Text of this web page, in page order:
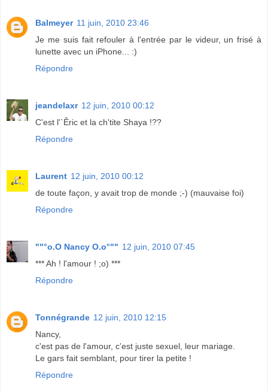
Balmeyer 11 juin, 2010 23:46
Je me suis fait refouler à l'entrée par le videur, un frisé à
lunette avec un iPhone... :)
Répondre
jeandelaxr 12 juin, 2010 00:12
C'est l'`Êric et la ch'tite Shaya !??
Répondre
Laurent 12 juin, 2010 00:12
de toute façon, y avait trop de monde ;-) (mauvaise foi)
Répondre
""°o.O Nancy O.o°"" 12 juin, 2010 07:45
*** Ah ! l'amour ! ;o) ***
Répondre
Tonnégrande 12 juin, 2010 12:15
Nancy,
c'est pas de l'amour, c'est juste sexuel, leur mariage.
Le gars fait semblant, pour tirer la petite !
Répondre